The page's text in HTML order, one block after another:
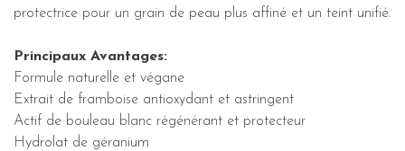
protectrice pour un grain de peau plus affiné et un teint unifié.
Principaux Avantages:
Formule naturelle et végane
Extrait de framboise antioxydant et astringent
Actif de bouleau blanc régénérant et protecteur
Hydrolat de géranium